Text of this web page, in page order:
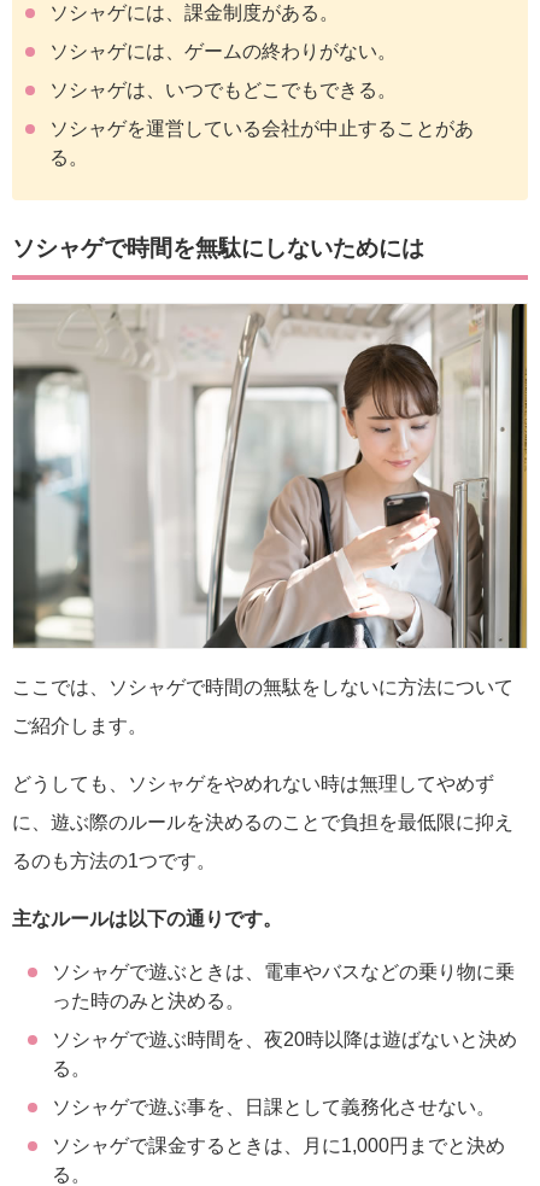
ソシャゲには、課金制度がある。
ソシャゲには、ゲームの終わりがない。
ソシャゲは、いつでもどこでもできる。
ソシャゲを運営している会社が中止することがあ
る。
ソシャゲで時間を無駄にしないためには
ここでは、ソシャゲで時間の無駄をしないに方法について
ご紹介します。
どうしても、ソシャゲをやめれない時は無理してやめず
に、遊ぶ際のルールを決めるのことで負担を最低限に抑え
るのも方法の1つです。
主なルールは以下の通りです。
ソシャゲで遊ぶときは、電車やバスなどの乗り物に乗
った時のみと決める。
ソシャゲで遊ぶ時間を、夜20時以降は遊ばないと決め
る。
ソシャゲで遊ぶ事を、日課として義務化させない。
ソシャゲで課金するときは、月に1,000円までと決め
る。